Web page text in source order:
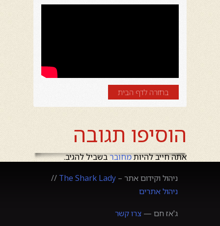
בחזרה לדף הבית
הוסיפו תגובה
אתה חייב להיותמחוברבשביל להגיב.
ניהול וקידום אתר – The Shark Lady
//
ניהול אתרים
ג'אז חם — צרו קשר